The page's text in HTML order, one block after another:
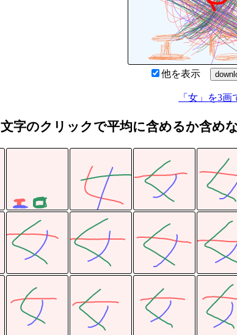
他を表示
「女」を3画
文字のクリックで平均に含めるか含め